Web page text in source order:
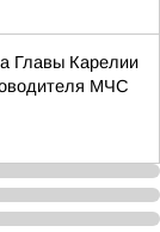
Главы Карелии
МЧС